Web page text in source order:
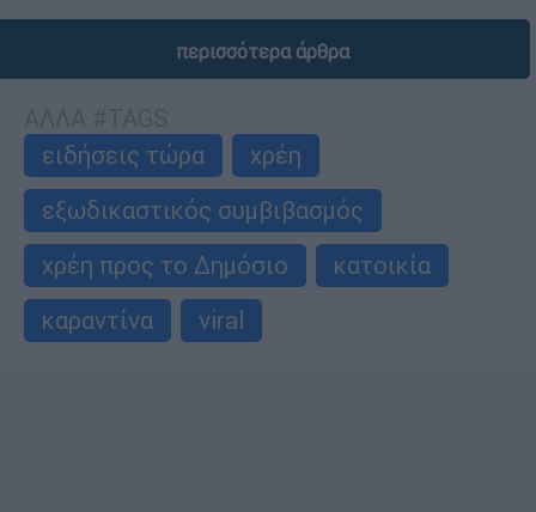
περισσότερα άρθρα
ειδήσεις τώρα
χρέη
εξωδικαστικός συμβιβασμός
χρέη προς το Δημόσιο
κατοικία
καραντίνα
viral